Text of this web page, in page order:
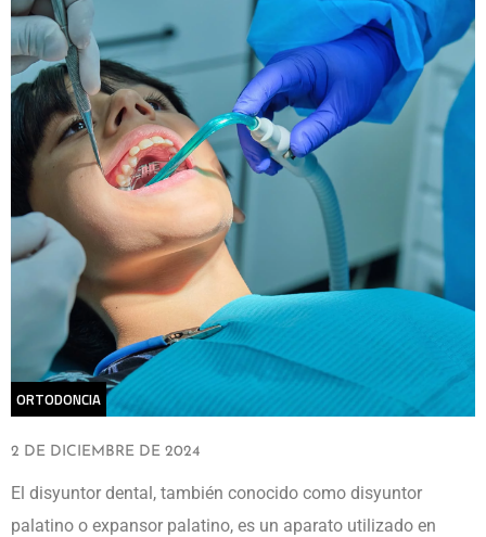
ORTODONCIA
2 DE DICIEMBRE DE 2024
El disyuntor dental, también conocido como disyuntor
palatino o expansor palatino, es un aparato utilizado en